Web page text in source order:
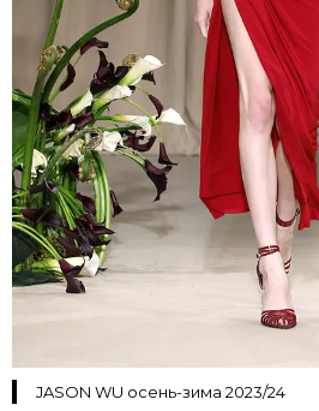
JASON WU осень-зима 2023/24